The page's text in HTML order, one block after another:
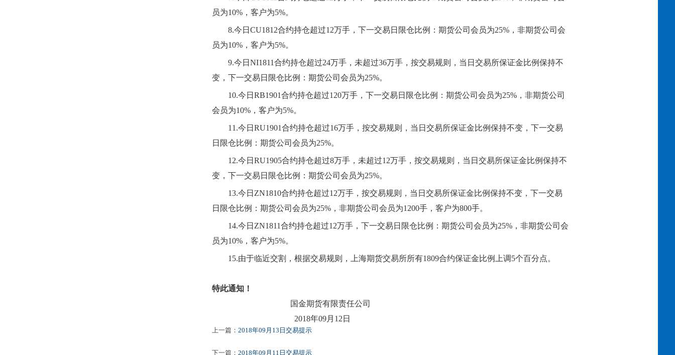
员为10%，客户为5%。
8.今日CU1812合约持仓超过12万手，下一交易日限仓比例：期货公司会员为25%，非期货公司会
员为10%，客户为5%。
9.今日NI1811合约持仓超过24万手，未超过36万手，按交易规则，当日交易所保证金比例保持不
变，下一交易日限仓比例：期货公司会员为25%。
10.今日RB1901合约持仓超过120万手，下一交易日限仓比例：期货公司会员为25%，非期货公司
会员为10%，客户为5%。
11.今日RU1901合约持仓超过16万手，按交易规则，当日交易所保证金比例保持不变，下一交易
日限仓比例：期货公司会员为25%。
12.今日RU1905合约持仓超过8万手，未超过12万手，按交易规则，当日交易所保证金比例保持不
变，下一交易日限仓比例：期货公司会员为25%。
13.今日ZN1810合约持仓超过12万手，按交易规则，当日交易所保证金比例保持不变，下一交易
日限仓比例：期货公司会员为25%，非期货公司会员为1200手，客户为800手。
14.今日ZN1811合约持仓超过12万手，下一交易日限仓比例：期货公司会员为25%，非期货公司会
员为10%，客户为5%。
15.由于临近交割，根据交易规则，上海期货交易所所有1809合约保证金比例上调5个百分点。
特此通知！
国金期货有限责任公司
2018年09月12日
上一篇： 2018年09月13日交易提示
下一篇： 2018年09月11日交易提示